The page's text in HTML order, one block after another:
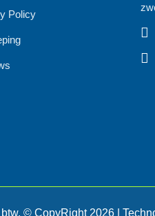
Policy
© CopyRight 2026 |